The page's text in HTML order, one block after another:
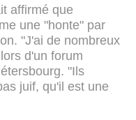
affirmé que
une "honte" par
"J'ai de nombreux
d'un forum
"Ils
juif, qu'il est une